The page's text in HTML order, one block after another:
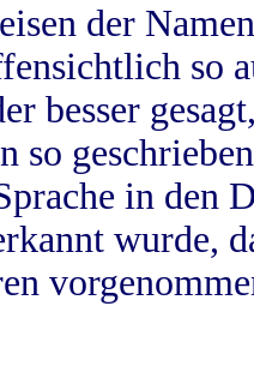
der
so
besser
so
in
wurde,